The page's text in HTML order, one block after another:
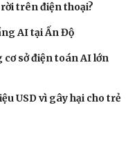
trên điện thoại?
AI tại Ấn Độ
sở điện toán AI lớn
USD vì gây hại cho trẻ